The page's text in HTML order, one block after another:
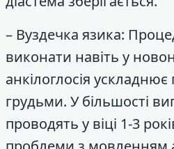
– Вуздечка язика:
виконати навіть у
анкілоглосія
грудьми. У більшості
проводять у віці 1-3